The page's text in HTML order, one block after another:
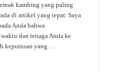
kambing yang paling
di artikel yang tepat. Saya
Anda bahwa
dan tenaga Anda ke
keputusan yang …